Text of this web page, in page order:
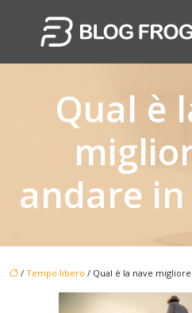
Qual è
andare in
/ Tempo libero / Qual è la nave